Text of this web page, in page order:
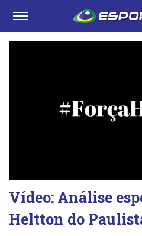
Vídeo: Análise
Heltton do